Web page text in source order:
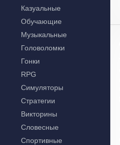
Казуальные
Обучающие
Музыкальные
Головоломки
Гонки
RPG
Симуляторы
Стратегии
Викторины
Словесные
Спортивные